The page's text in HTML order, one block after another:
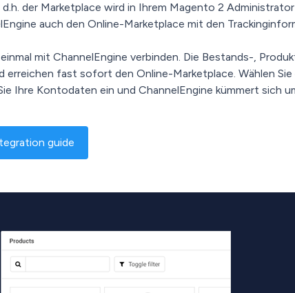
der Marketplace wird in Ihrem Magento 2
auch den Online-Marketplace mit den
mit ChannelEngine verbinden. Die Bestands-,
erreichen fast sofort den Online-Marketplace. Wählen Sie
Ihre Kontodaten ein und ChannelEngine kümmert sich
guide